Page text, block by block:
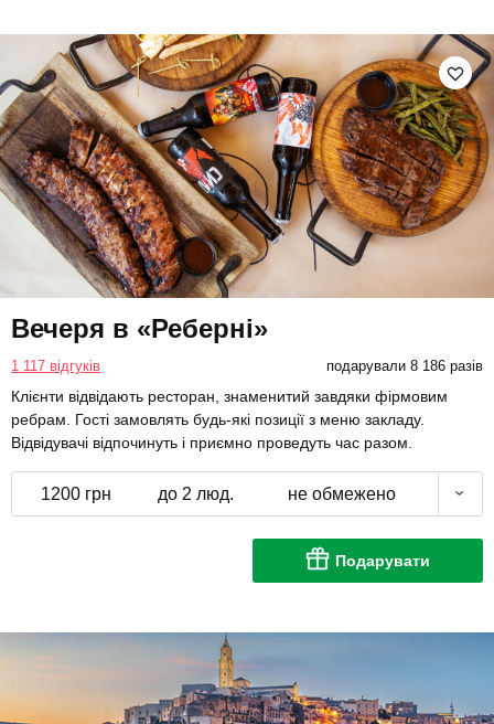
Вечеря в «Реберні»
1 117 відгуків подарували 8 186 разів
Клієнти відвідають ресторан, знаменитий завдяки фірмовим
ребрам. Гості замовлять будь-які позиції з меню закладу.
Відвідувачі відпочинуть і приємно проведуть час разом.
1200 грн до 2 люд. не обмежено
Подарувати